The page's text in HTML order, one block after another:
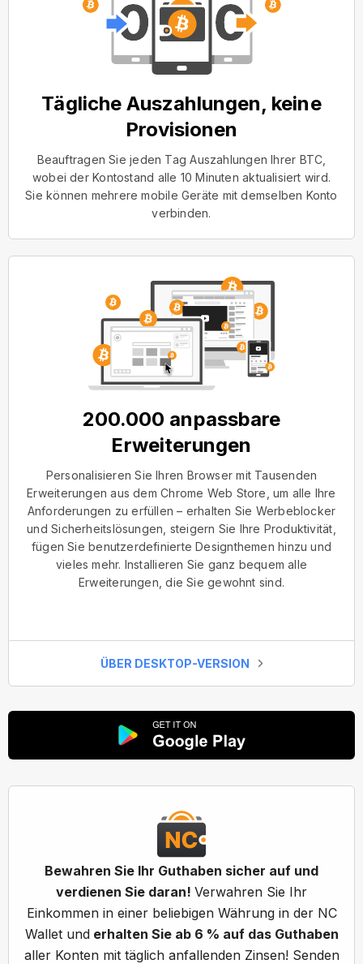
Tägliche Auszahlungen, keine
Provisionen
Beauftragen Sie jeden Tag Auszahlungen Ihrer BTC,
wobei der Kontostand alle 10 Minuten aktualisiert wird.
Sie können mehrere mobile Geräte mit demselben Konto
verbinden.
200.000 anpassbare
Erweiterungen
Personalisieren Sie Ihren Browser mit Tausenden
Erweiterungen aus dem Chrome Web Store, um alle Ihre
Anforderungen zu erfüllen – erhalten Sie Werbeblocker
und Sicherheitslösungen, steigern Sie Ihre Produktivität,
fügen Sie benutzerdefinierte Designthemen hinzu und
vieles mehr. Installieren Sie ganz bequem alle
Erweiterungen, die Sie gewohnt sind.
ÜBER DESKTOP-VERSION
Bewahren Sie Ihr Guthaben sicher auf und
verdienen Sie daran! Verwahren Sie Ihr
Einkommen in einer beliebigen Währung in der NC
Wallet underhalten Sie ab 6 % auf das Guthaben
aller Konten mit täglich anfallenden Zinsen! Senden